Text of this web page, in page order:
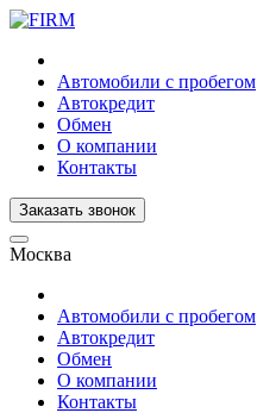
Автомобили с пробегом
Автокредит
Обмен
О компании
Контакты
Заказать звонок
Москва
Автомобили с пробегом
Автокредит
Обмен
О компании
Контакты